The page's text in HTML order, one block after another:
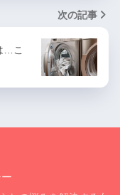
次の記事
…こ